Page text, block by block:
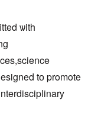
ѡith
tо promote